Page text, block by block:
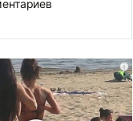
изменений.
фантастики,
обсуждаемой